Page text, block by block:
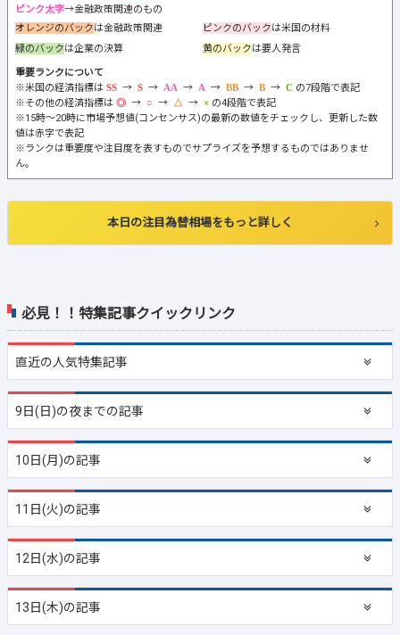
必見！！特集記事クイックリンク
直近の人気特集記事
9日(日)の夜までの記事
10日(月)の記事
11日(火)の記事
12日(水)の記事
13日(木)の記事
ピンク太字→金融政策関連のもの
オレンジのバックは金融政策関連 ピンクのバックは米国の材料
緑のバックは企業の決算 黄のバックは要人発言
重要ランクについて
※米国の経済指標は
→ → → → → →
の7段階で表記
※その他の経済指標は
→ → →
の4段階で表記
※15時～20時に市場予想値(コンセンサス)の最新の数値をチェックし、更新した数
値は赤字で表記
※ランクは重要度や注目度を表すものでサプライズを予想するものではありませ
ん。
本日の注目為替相場をもっと詳しく